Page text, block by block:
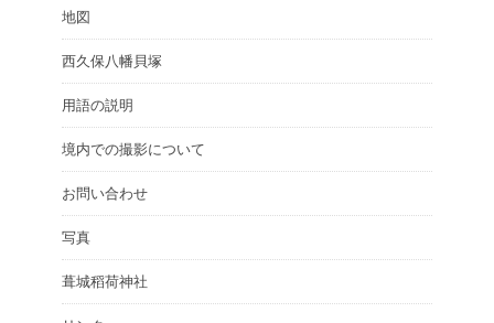
地図
西久保八幡貝塚
用語の説明
境内での撮影について
お問い合わせ
写真
葺城稻荷神社